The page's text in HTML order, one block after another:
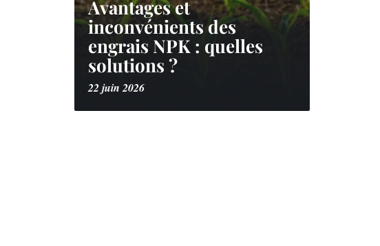
Avantages et
inconvénients des
engrais NPK : quelles
solutions ?
22 juin 2026